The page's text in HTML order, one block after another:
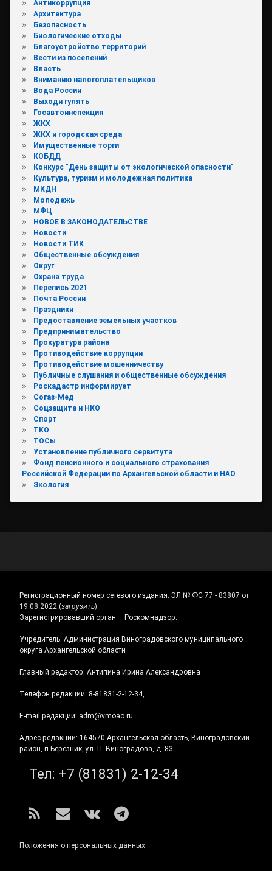
Антикоррупция
Архитектура
Безопасность
Биологические отходы
Благоустройство территорий
Вести из поселений
Власть
Вниманию налогоплательщиков
Вода России
Выходи гулять
Госавтоинспекция
ЖКХ
ЖКХ и городская среда
Имущественные торги
КОБДД
Конкурс "День защиты от экологической опасности"
Культура, туризм и молодежная политика
МКДН
Молодежь
МФЦ
НОВОЕ В ЗАКОНОДАТЕЛЬСТВЕ
Новости
Новости ТИК
Общественные обсуждения
Округ
Охрана труда
Перепись 2021
Почта России
Праздники
Предоставление земельных участков
Предпринимательство
Прокуратура района
Противодействие коррупции
Противодействие мошенничеству
Публичные слушания и общественные обсуждения
Роскадастр информирует
Согаз-Мед
Соцзащита и НКО
Спорт
ТКО
ТОСы
Установление публичного сервитута
Фонд пенсионного и социального страхования
Российской Федерации по Архангельской области и НАО
Экология
Регистрационный номер сетевого издания: ЭЛ № ФС 77 - 83807 от
19.08.2022.(загрузить)
Зарегистрировавший орган – Роскомнадзор.
Учредитель: Администрация Виноградовского муниципального
округа Архангельской области
Главный редактор: Антипина Ирина Александровна
Телефон редакции: 8-81831-2-12-34,
E-mail редакции: adm@vmoao.ru
Адрес редакции: 164570 Архангельская область, Виноградовский
район, п.Березник, ул. П. Виноградова, д. 83.
Тел: +7 (81831) 2-12-34
RSS E-mailВКонтакте
Telegram
Положения о персональных данных